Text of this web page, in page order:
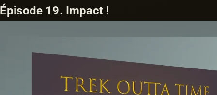
Épisode 19. Impact !